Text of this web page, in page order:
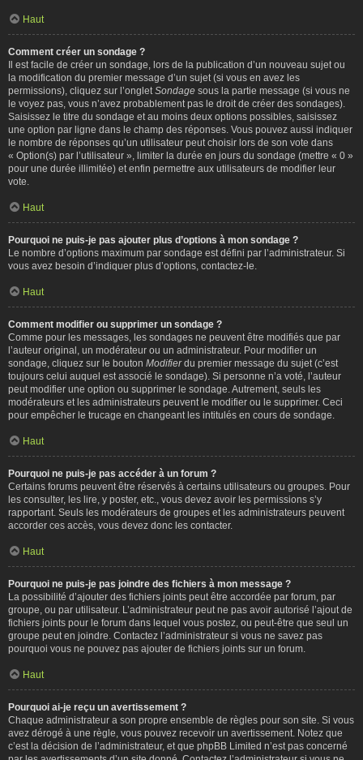
Haut
Comment créer un sondage ?
Il est facile de créer un sondage, lors de la publication d’un nouveau sujet ou
la modification du premier message d’un sujet (si vous en avez les
permissions), cliquez sur l’onglet Sondage sous la partie message (si vous ne
le voyez pas, vous n’avez probablement pas le droit de créer des sondages).
Saisissez le titre du sondage et au moins deux options possibles, saisissez
une option par ligne dans le champ des réponses. Vous pouvez aussi indiquer
le nombre de réponses qu’un utilisateur peut choisir lors de son vote dans
« Option(s) par l’utilisateur », limiter la durée en jours du sondage (mettre « 0 »
pour une durée illimitée) et enfin permettre aux utilisateurs de modifier leur
vote.
Haut
Pourquoi ne puis-je pas ajouter plus d’options à mon sondage ?
Le nombre d’options maximum par sondage est défini par l’administrateur. Si
vous avez besoin d’indiquer plus d’options, contactez-le.
Haut
Comment modifier ou supprimer un sondage ?
Comme pour les messages, les sondages ne peuvent être modifiés que par
l’auteur original, un modérateur ou un administrateur. Pour modifier un
sondage, cliquez sur le bouton Modifierdu premier message du sujet (c’est
toujours celui auquel est associé le sondage). Si personne n’a voté, l’auteur
peut modifier une option ou supprimer le sondage. Autrement, seuls les
modérateurs et les administrateurs peuvent le modifier ou le supprimer. Ceci
pour empêcher le trucage en changeant les intitulés en cours de sondage.
Haut
Pourquoi ne puis-je pas accéder à un forum ?
Certains forums peuvent être réservés à certains utilisateurs ou groupes. Pour
les consulter, les lire, y poster, etc., vous devez avoir les permissions s’y
rapportant. Seuls les modérateurs de groupes et les administrateurs peuvent
accorder ces accès, vous devez donc les contacter.
Haut
Pourquoi ne puis-je pas joindre des fichiers à mon message ?
La possibilité d’ajouter des fichiers joints peut être accordée par forum, par
groupe, ou par utilisateur. L’administrateur peut ne pas avoir autorisé l’ajout de
fichiers joints pour le forum dans lequel vous postez, ou peut-être que seul un
groupe peut en joindre. Contactez l’administrateur si vous ne savez pas
pourquoi vous ne pouvez pas ajouter de fichiers joints sur un forum.
Haut
Pourquoi ai-je reçu un avertissement ?
Chaque administrateur a son propre ensemble de règles pour son site. Si vous
avez dérogé à une règle, vous pouvez recevoir un avertissement. Notez que
c’est la décision de l’administrateur, et que phpBB Limited n’est pas concerné